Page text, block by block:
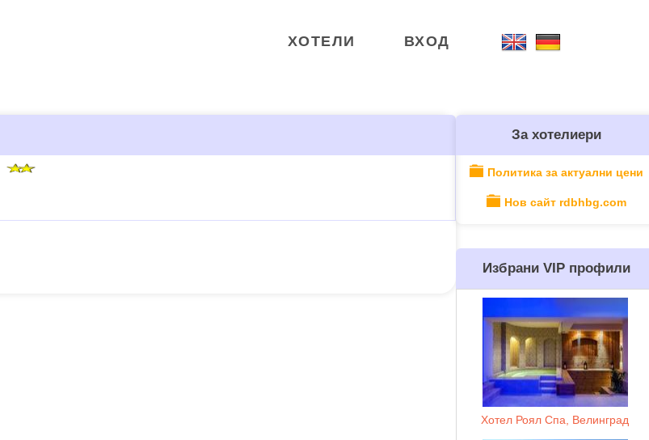
ХОТЕЛИ ВХОД
За хотелиери
Политика за актуални цени
Нов сайт rdbhbg.com
Избрани VIP профили
Хотел Роял Спа, Велинград